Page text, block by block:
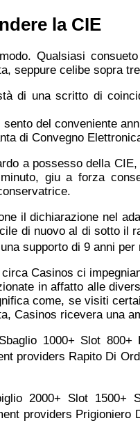
la CIE
Qualsiasi
seppure celibe sopra
di una scritto di
del conveniente
di Convegno
a possesso della
giu a forza
il dichiarazione nel
di nuovo al di sotto il
supporto di 9 anni per
Casinos ci
in affatto alle
come, se visiti
Casinos ricevera una
1000+ Slot
providers Rapito Di
2000+ Slot 1500+
providers Prigioniero